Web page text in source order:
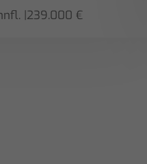
|239.000 €